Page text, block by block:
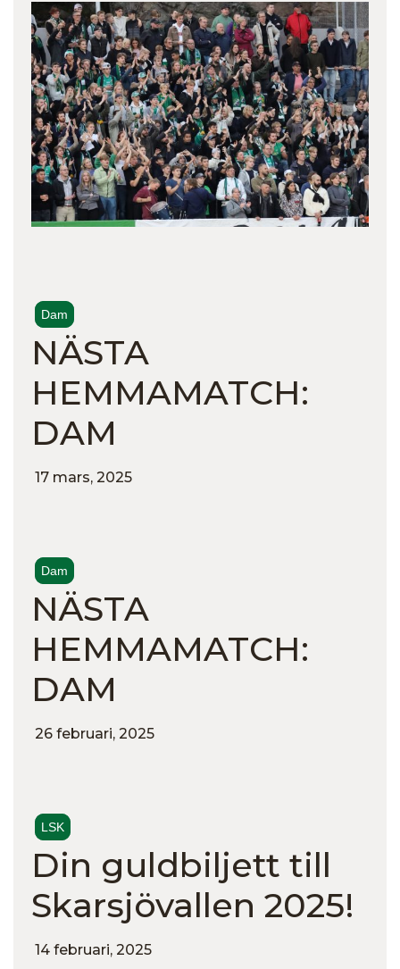
Dam
NÄSTA
HEMMAMATCH:
DAM
17 mars, 2025
Dam
NÄSTA
HEMMAMATCH:
DAM
26 februari, 2025
LSK
Din guldbiljett till
Skarsjövallen 2025!
14 februari, 2025